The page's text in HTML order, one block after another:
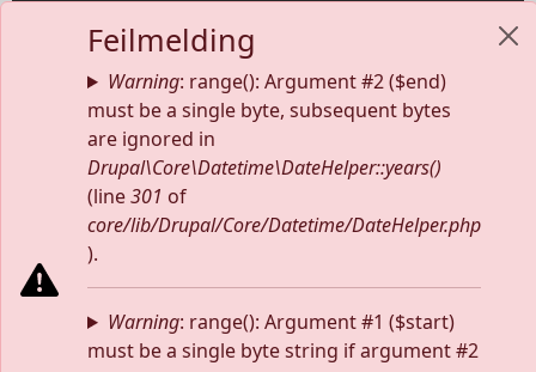
Feilmelding
Warning: range(): Argument #2 ($end)
must be a single byte, subsequent bytes
are ignored in
Drupal\Core\Datetime\DateHelper::years()
(line301 of
core/lib/Drupal/Core/Datetime/DateHelper.php
).
Warning: range(): Argument #1 ($start)
must be a single byte string if argument #2
1486 Nittedal
Lagets epostadresse:
nittedal@skytterlag.no
1488 HAKADAL
Telefon til leder:
915 12 626
FacebookInstagram
TwitterFeed